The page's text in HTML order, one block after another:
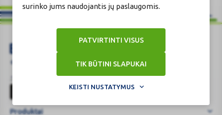
surinko jums naudojantis jų paslaugomis.
TIK BŪTINI SLAPUKAI
PATVIRTINTI VISUS
KEISTI NUSTATYMUS
Spalis
krūties
vėžiu
+370 37 225 522 evaistine@benu.lt
BENU
BENU Plus
Produktai